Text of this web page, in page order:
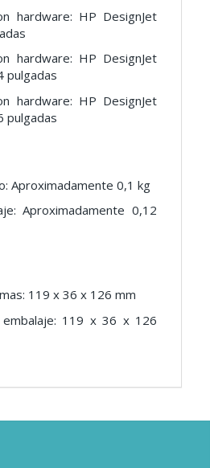
hardware: HP DesignJet
hardware: HP DesignJet
pulgadas
hardware: HP DesignJet
pulgadas
Aproximadamente 0,1 kg
Aproximadamente 0,12
119 x 36 x 126 mm
embalaje: 119 x 36 x 126